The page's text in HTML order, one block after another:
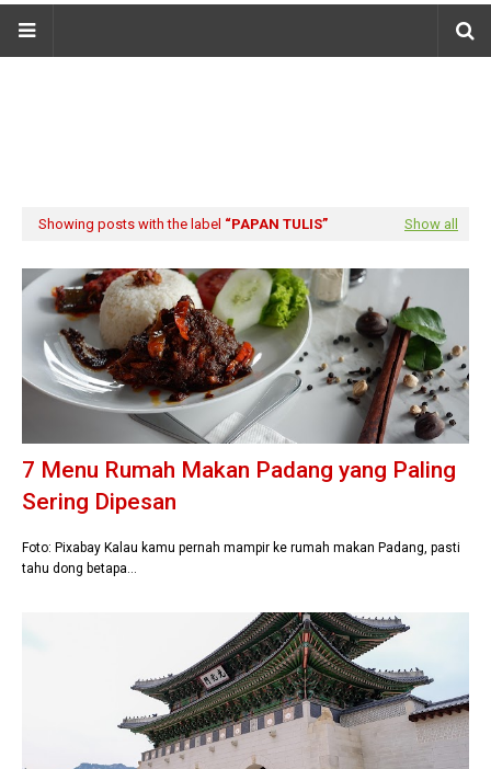
Showing posts with the label PAPAN TULIS Show all
7 Menu Rumah Makan Padang yang Paling
Sering Dipesan
Foto: Pixabay Kalau kamu pernah mampir ke rumah makan Padang, pasti
tahu dong betapa…